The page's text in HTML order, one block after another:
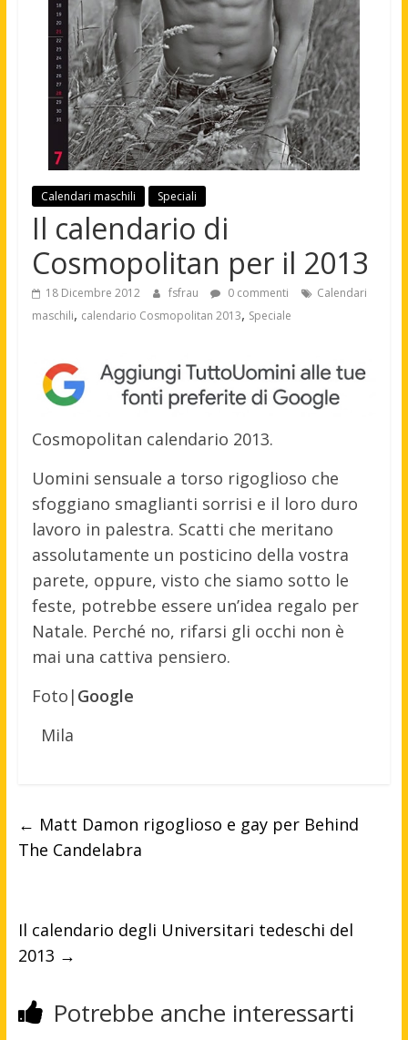
Calendari maschili Speciali
Il calendario di
Cosmopolitan per il 2013
18 Dicembre 2012 fsfrau 0 commenti
Calendari
maschili, calendario Cosmopolitan 2013, Speciale
Cosmopolitan calendario 2013.
Uomini sensuale a torso rigoglioso che
sfoggiano smaglianti sorrisi e il loro duro
lavoro in palestra. Scatti che meritano
assolutamente un posticino della vostra
parete, oppure, visto che siamo sotto le
feste, potrebbe essere un’idea regalo per
Natale. Perché no, rifarsi gli occhi non è
mai una cattiva pensiero.
Foto| Google
Mila
← Matt Damon rigoglioso e gay per Behind
The Candelabra
Il calendario degli Universitari tedeschi del
2013 →
Potrebbe anche interessarti